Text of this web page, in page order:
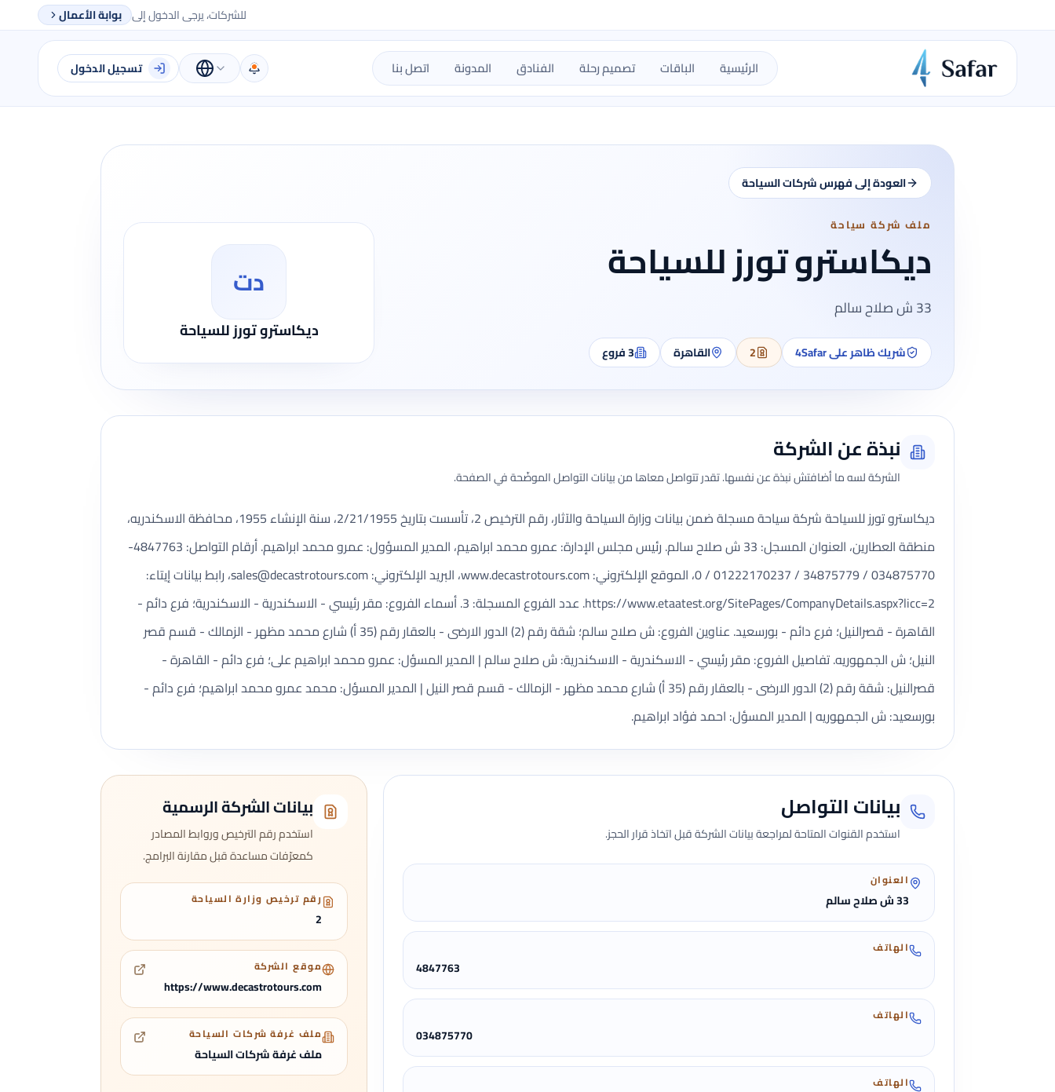
للشركات، يرجى الدخول إلى بوابة الأعمال
الرئيسية الباقات تصميم رحلة الفنادق المدونة اتصل بنا تسجيل الدخول
العودة إلى فهرس شركات السياحة
ملف شركة سياحة
ديكاسترو تورز للسياحة
33 ش صلاح سالم
شريك ظاهر على 4Safar 2 القاهرة 3فروع
دت
ديكاسترو تورز للسياحة
نبذة عن الشركة
الشركة لسه ما أضافتش نبذة عن نفسها. تقدر تتواصل معاها من بيانات التواصل الموضّحة في الصفحة.
ديكاسترو تورز للسياحة شركة سياحة مسجلة ضمن بيانات وزارة السياحة والآثار، رقم الترخيص 2، تأسست بتاريخ 2/21/1955، سنة الإنشاء 1955، محافظة الاسكندريه،
منطقة العطارين، العنوان المسجل: 33 ش صلاح سالم. رئيس مجلس الإدارة: عمرو محمد ابراهيم، المدير المسؤول: عمرو محمد ابراهيم. أرقام التواصل: 4847763-
034875770 / 34875779 / 01222170237 / 0، الموقع الإلكتروني: www.decastrotours.com، البريد الإلكتروني:
sales@decastrotours.com، رابط بيانات إيتاء:
https://www.etaatest.org/SitePages/CompanyDetails.aspx?licc=2. عدد الفروع المسجلة: 3. أسماء الفروع: مقر رئيسي - الاسكندرية - الاسكندرية؛ فرع دائم -
القاهرة - قصرالنيل؛ فرع دائم - بورسعيد. عناوين الفروع: ش صلاح سالم؛ شقة رقم (2) الدور الارضى - بالعقار رقم (35 أ) شارع محمد مظهر - الزمالك - قسم قصر
النيل؛ ش الجمهوريه. تفاصيل الفروع: مقر رئيسي - الاسكندرية - الاسكندرية: ش صلاح سالم | المدير المسؤل: عمرو محمد ابراهيم على؛ فرع دائم - القاهرة -
قصرالنيل: شقة رقم (2) الدور الارضى - بالعقار رقم (35 أ) شارع محمد مظهر - الزمالك - قسم قصر النيل | المدير المسؤل: محمد عمرو محمد ابراهيم؛ فرع دائم -
بورسعيد: ش الجمهوريه | المدير المسؤل: احمد فؤاد ابراهيم.
بيانات التواصل
استخدم القنوات المتاحة لمراجعة بيانات الشركة قبل اتخاذ قرار الحجز.
العنوان
33 ش صلاح سالم
الهاتف
4847763
الهاتف
034875770
الهاتف
بيانات الشركة الرسمية
استخدم رقم الترخيص وروابط المصادر
كمعرّفات مساعدة قبل مقارنة البرامج.
رقم ترخيص وزارة السياحة
2
موقع الشركة
https://www.decastrotours.com
ملف غرفة شركات السياحة
ملف غرفة شركات السياحة